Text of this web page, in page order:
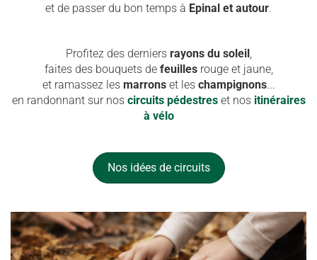
et de passer du bon temps à Epinal et autour.
Profitez des derniers rayons du soleil,
faites des bouquets de feuilles rouge et jaune,
et ramassez les marrons et les champignons...
en randonnant sur nos circuits pédestreset nos itinéraires
à vélo
Nos idées de circuits